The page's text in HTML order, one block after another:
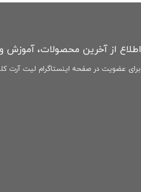
اطلاع از آخرین محصولات، آموزش
برای عضویت در صفحه اینستاگرام لیت آرت